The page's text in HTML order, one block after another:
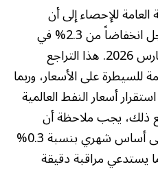
العامة للإحصاء إلى أن
سجل انخفاضاً من 2.3% في
مارس 2025 إلى 1.8% في مارس 2026. هذا التراجع
على الأسعار، وربما
أسعار النفط العالمية
ذلك، يجب ملاحظة أن
المؤشر شهد ارتفاعاً طفيفاً على أساس شهري بنسبة 0.3%
فبراير 2026، مما يستدعي مراقبة دقيقة